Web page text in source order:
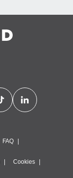
FAQ
Cookies